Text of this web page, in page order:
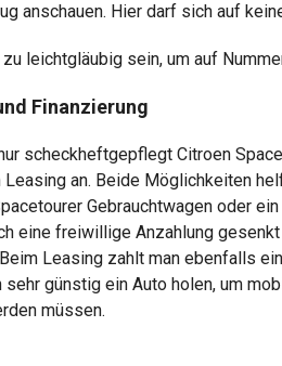
anschauen. Hier darf sich auf
leichtgläubig sein, um auf
Finanzierung
scheckheftgepflegt Citroen
an. Beide Möglichkeiten
Gebrauchtwagen oder
eine freiwillige Anzahlung
Leasing zahlt man ebenfalls
günstig ein Auto holen, um
müssen.